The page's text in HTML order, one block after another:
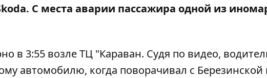
С места аварии пассажира одной из
в 3:55 возле ТЦ "Караван. Судя по видео,
автомобилю, когда поворачивал с